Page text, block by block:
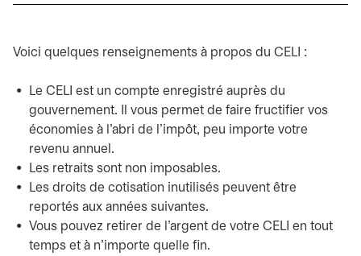
Voici quelques renseignements à propos du CELI :
Le CELI est un compte enregistré auprès du
gouvernement. Il vous permet de faire fructifier vos
économies à l’abri de l’impôt, peu importe votre
revenu annuel.
Les retraits sont non imposables.
Les droits de cotisation inutilisés peuvent être
reportés aux années suivantes.
Vous pouvez retirer de l’argent de votre CELI en tout
temps et à n’importe quelle fin.